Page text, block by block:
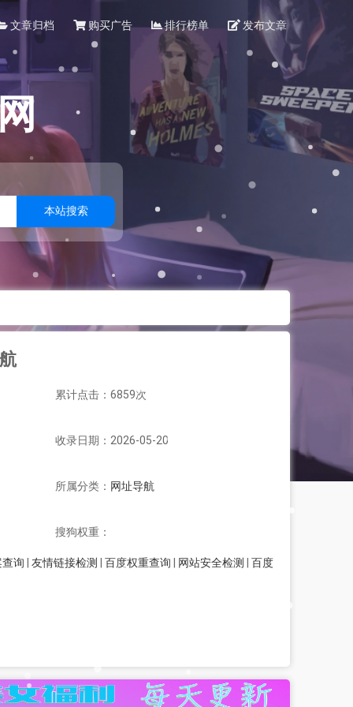
文章归档 购买广告 排行榜单 发布文章
本站搜索
累计点击：6859次
收录日期：2026-05-20
所属分类： 网址导航
搜狗权重：
查询 友情链接检测 百度权重查询 网站安全检测 百度